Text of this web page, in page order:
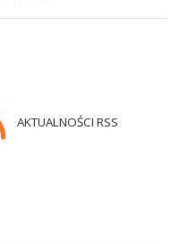
AKTUALNOŚCI RSS